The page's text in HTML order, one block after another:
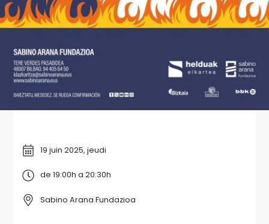
19 juin 2025, jeudi
de 19:00h a 20:30h
Sabino Arana Fundazioa